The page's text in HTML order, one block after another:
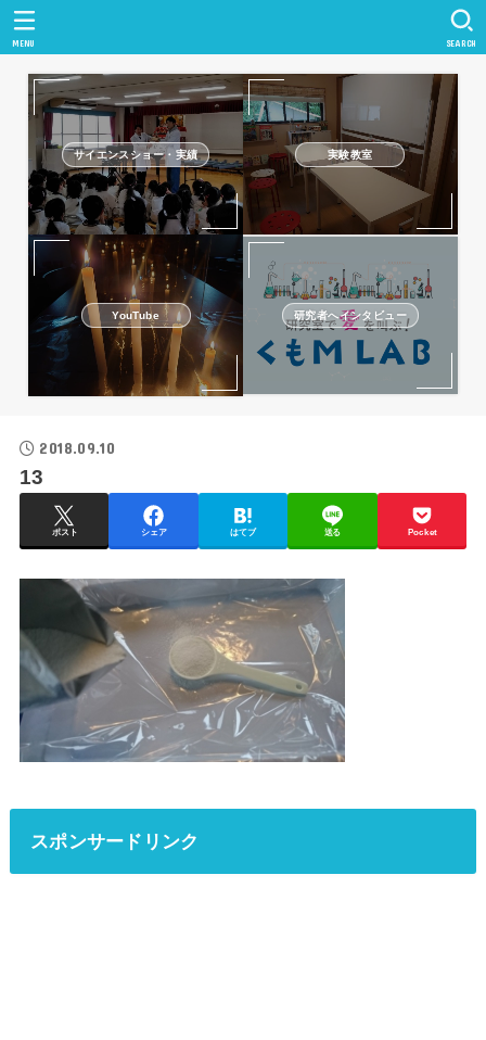
SEARCH
MENU
サイエンスショー・実績 実験教室
YouTube 研究者へインタビュー
2018.09.10
13
ポスト シェア はてブ 送る Pocket
スポンサードリンク